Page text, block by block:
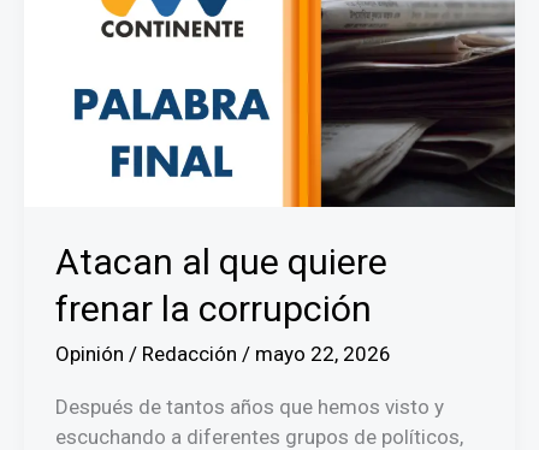
fiscal
laboral
Panamá
Atacan al que quiere
frenar la corrupción
Opinión / Redacción / mayo 22, 2026
Después de tantos años que hemos visto y
escuchando a diferentes grupos de políticos,